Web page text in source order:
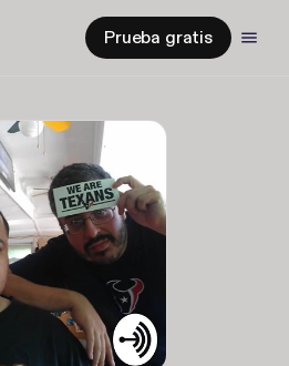
Prueba gratis